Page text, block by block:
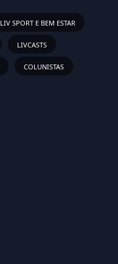
LIV SPORT E BEM ESTAR
LIVCASTS
COLUNISTAS